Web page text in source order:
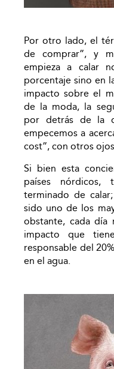
Por otro lado, el
de comprar”, y
empieza a calar
porcentaje sino en
impacto sobre el
de la moda, la
por detrás de la
empecemos a
cost”, con otros
Si bien esta
países nórdicos,
terminado de
sido uno de los
obstante, cada día
impacto que
responsable del
en el agua.